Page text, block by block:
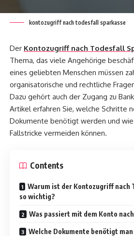
kontozugriff nach todesfall sparkasse
Der Kontozugriff nach Todesfall
Thema, das viele Angehörige
eines geliebten Menschen müssen
organisatorische und rechtliche
Dazu gehört auch der Zugang zu
Artikel erfahren Sie, welche Schritte
Dokumente benötigt werden und
Fallstricke vermeiden können.
Contents
Warum ist der Kontozugriff nach
so wichtig?
Was passiert mit dem Konto
Welche Dokumente benötigt